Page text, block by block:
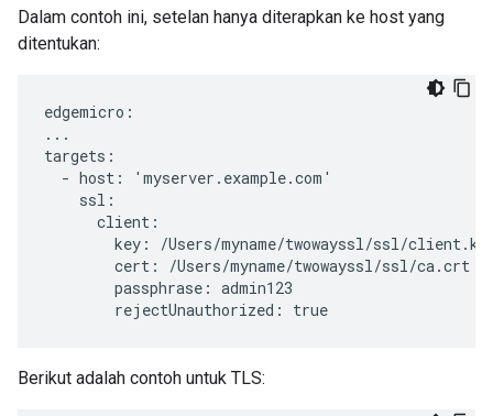
Dalam contoh ini, setelan hanya diterapkan ke host yang
ditentukan:
edgemicro:
...
targets:
  - host: 'myserver.example.com'
    ssl:
      client:
key: /Users/myname/twowayssl/ssl/
        cert: /Users/myname/twowayssl/ssl/ca.crt
        passphrase: admin123
        rejectUnauthorized: true
Berikut adalah contoh untuk TLS: